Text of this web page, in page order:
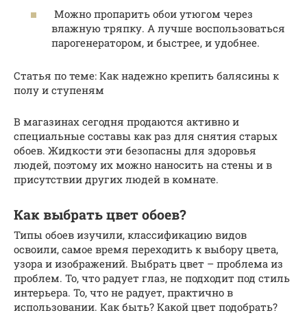
Можно пропарить обои утюгом через
влажную тряпку. А лучше воспользоваться
парогенератором, и быстрее, и удобнее.
Статья по теме: Как надежно крепить балясины к
полу и ступеням
В магазинах сегодня продаются активно и
специальные составы как раз для снятия старых
обоев. Жидкости эти безопасны для здоровья
людей, поэтому их можно наносить на стены и в
присутствии других людей в комнате.
Как выбрать цвет обоев?
Типы обоев изучили, классификацию видов
освоили, самое время переходить к выбору цвета,
узора и изображений. Выбрать цвет – проблема из
проблем. То, что радует глаз, не подходит под стиль
интерьера. То, что не радует, практично в
использовании. Как быть? Какой цвет подобрать?